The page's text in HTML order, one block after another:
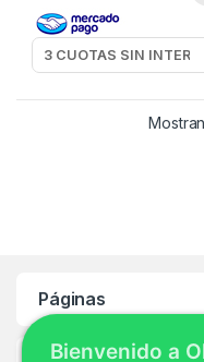
Páginas
Bienvenido a